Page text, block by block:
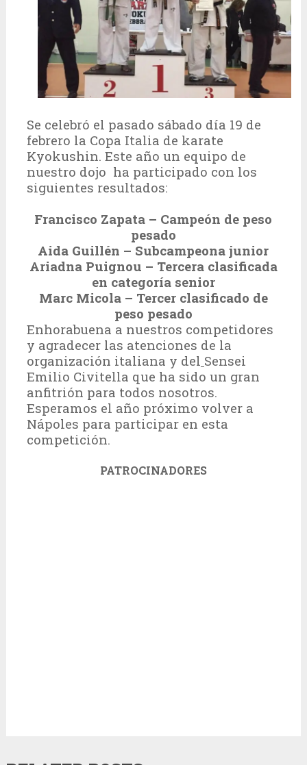
Se celebró el pasado sábado día 19 de
febrero la Copa Italia de karate
Kyokushin. Este año un equipo de
nuestro dojo ha participado con los
siguientes resultados:
Francisco Zapata – Campeón de peso
pesado
Aida Guillén – Subcampeona junior
Ariadna Puignou – Tercera clasificada
en categoría senior
Marc Micola – Tercer clasificado de
peso pesado
Enhorabuena a nuestros competidores
y agradecer las atenciones de la
organización italiana y del Sensei
Emilio Civitella que ha sido un gran
anfitrión para todos nosotros.
Esperamos el año próximo volver a
Nápoles para participar en esta
competición.
PATROCINADORES